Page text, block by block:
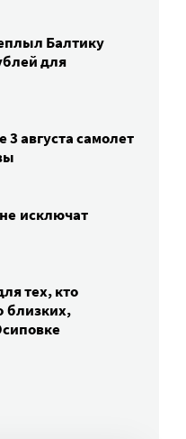
Балтику
для
августа самолет
исключат
тех, кто
близких,